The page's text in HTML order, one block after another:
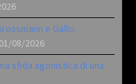
e Gallis.
01/08/2026
sfida agonistica di una